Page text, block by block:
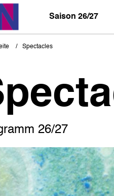
Saison 26/27
Spectacles
26/27